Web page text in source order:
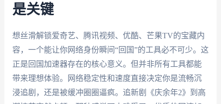
是关键
想丝滑解锁爱奇艺、腾讯视频、优酷、芒果TV的宝藏内
容，一个能让你网络身份瞬间“回国”的工具必不可少。这
正是回国加速器存在的核心意义。但并非所有工具都能
带来理想体验。网络稳定性和速度直接决定你是流畅沉
浸追剧，还是被缓冲圈圈逼疯。追新剧《庆余年2》到高